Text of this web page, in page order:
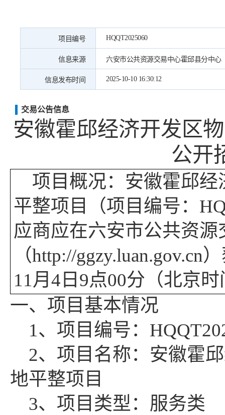
项目编号 HQQT2025060
信息来源 六安市公共资源交易中心霍邱县分中心
信息发布时间 2025-10-10 16:30:12
交易公告信息
安徽霍邱经济开发区
公开
项目概况： 安徽霍邱经
平整项目（项目编号：
应商应在六安市公共资
（http://ggzy.luan.gov.cn
11月 4 日 9点00分（北京时
一、项目基本情况
1、项目编号：
2、项目名称：安徽霍
地平整项目
3、项目类型：服务类